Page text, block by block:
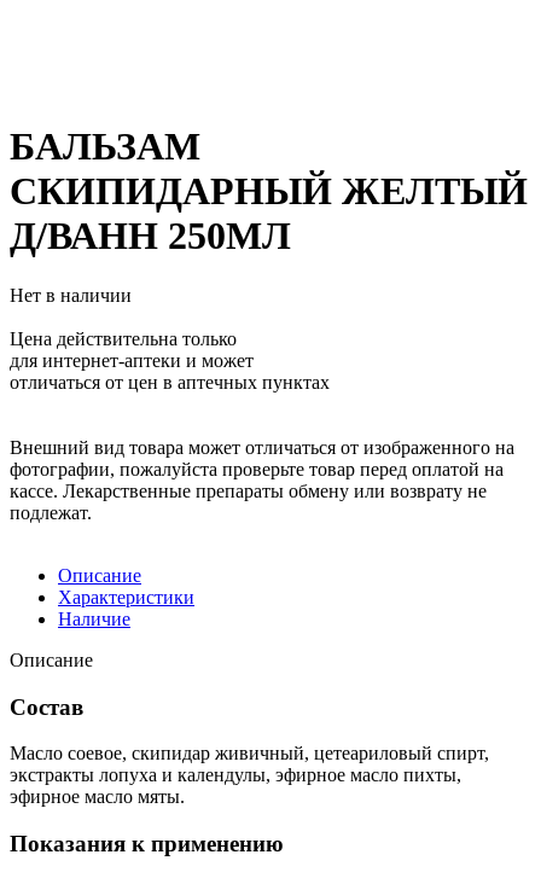
БАЛЬЗАМ
СКИПИДАРНЫЙ ЖЕЛТЫЙ
Д/ВАНН 250МЛ
Нет в наличии
Цена действительна только
для интернет-аптеки и может
отличаться от цен в аптечных пунктах
Внешний вид товара может отличаться от изображенного на
фотографии, пожалуйста проверьте товар перед оплатой на
кассе. Лекарственные препараты обмену или возврату не
подлежат.
Описание
Характеристики
Наличие
Описание
Состав
Масло соевое, скипидар живичный, цетеариловый спирт,
экстракты лопуха и календулы, эфирное масло пихты,
эфирное масло мяты.
Показания к применению